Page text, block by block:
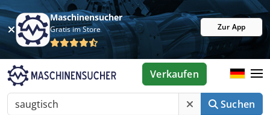
Maschinensucher
Gratis im Store Zur App
Suchen
Verkaufen